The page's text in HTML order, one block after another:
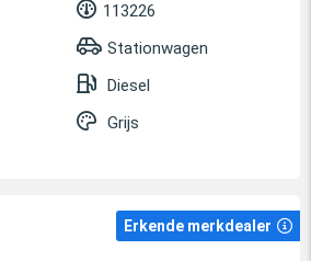
113226
Stationwagen
Diesel
Grijs
Erkende merkdealer